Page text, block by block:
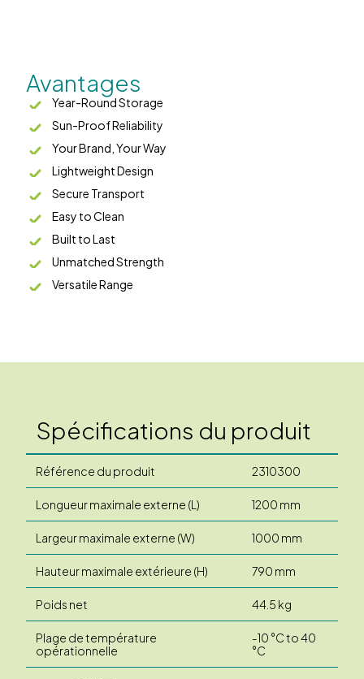
Avantages
Year-Round Storage
Sun-Proof Reliability
Your Brand, Your Way
Lightweight Design
Secure Transport
Easy to Clean
Built to Last
Unmatched Strength
Versatile Range
Spécifications du produit
Référence du produit 2310300
Longueur maximale externe (L) 1200 mm
Largeur maximale externe (W) 1000 mm
Hauteur maximale extérieure (H) 790 mm
Poids net 44.5 kg
Plage de température
opérationnelle
-10 °C to 40
°C